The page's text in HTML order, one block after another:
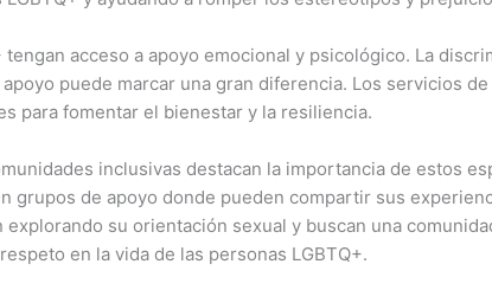
acceso a apoyo emocional y psicológico. La
puede marcar una gran diferencia. Los servicios
para fomentar el bienestar y la resiliencia.
inclusivas destacan la importancia de estos
grupos de apoyo donde pueden compartir sus
su orientación sexual y buscan una
en la vida de las personas LGBTQ+.